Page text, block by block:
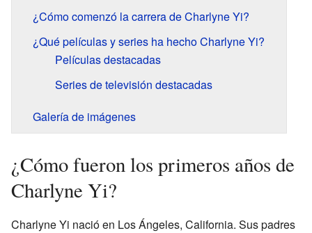
¿Cómo comenzó la carrera de Charlyne Yi?
¿Qué películas y series ha hecho Charlyne Yi?
Películas destacadas
Series de televisión destacadas
Galería de imágenes
¿Cómo fueron los primeros años de
Charlyne Yi?
Charlyne Yi nació en Los Ángeles, California. Sus padres